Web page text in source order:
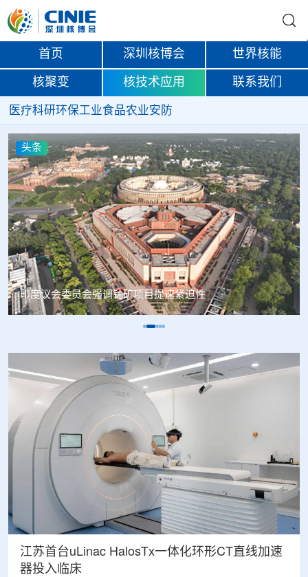
首页 深圳核博会 世界核能
核聚变 核技术应用 联系我们
医疗科研环保工业食品农业安防
头条
中核辐智正式设立 中国同辐持股90%打通核医疗全产业链
江苏首台uLinac HalosTx一体化环形CT直线加速
器投入临床